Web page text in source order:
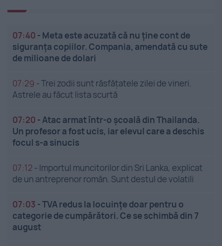
07:40 - Meta este acuzată că nu ține cont de
siguranța copiilor. Compania, amendată cu sute
de milioane de dolari
07:29 -Trei zodii sunt răsfățatele zilei de vineri.
Astrele au făcut lista scurtă
07:20 -Atac armat într-o școală din Thailanda.
Un profesor a fost ucis, iar elevul care a deschis
focul s-a sinucis
07:12 - Importul muncitorilor din Sri Lanka, explicat
de un antreprenor român. Sunt destul de volatili
07:03 -TVA redus la locuințe doar pentru o
categorie de cumpărători. Ce se schimbă din 7
august